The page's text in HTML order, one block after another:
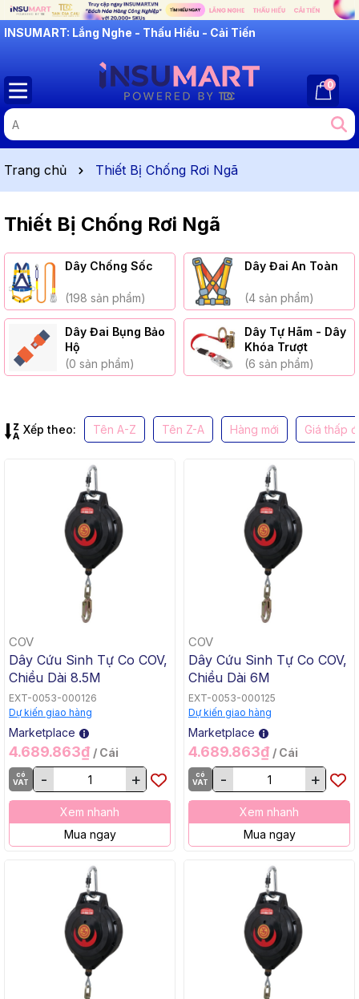
INSUMART: Lắng Nghe - Thấu Hiểu - Cải Tiến
0
Trang chủ Thiết Bị Chống Rơi Ngã
Thiết Bị Chống Rơi Ngã
Dây Chống Sốc
(198 sản phẩm)
Dây Đai An Toàn
(4 sản phẩm)
Dây Đai Bụng Bảo
Hộ
(0 sản phẩm)
Dây Tự Hãm - Dây
Khóa Trượt
(6 sản phẩm)
Xếp theo: Tên A-Z Tên Z-A Hàng mới Giá thấp
COV
Dây Cứu Sinh Tự Co COV,
Chiều Dài 8.5M
EXT-0053-000126
Dự kiến giao hàng
Marketplace
4.689.863₫ / Cái
có
VAT
- +
Xem nhanh
Mua ngay
COV
Dây Cứu Sinh Tự Co COV,
Chiều Dài 6M
EXT-0053-000125
Dự kiến giao hàng
Marketplace
4.689.863₫ / Cái
có
VAT
- +
Xem nhanh
Mua ngay